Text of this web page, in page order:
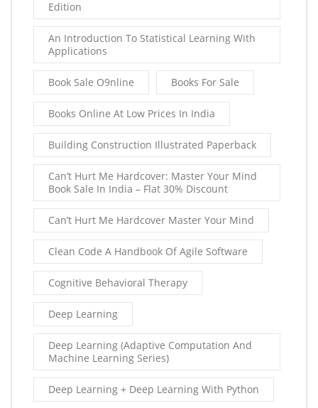
Edition
An Introduction To Statistical Learning With
Applications
Book Sale O9nline Books For Sale
Books Online At Low Prices In India
Building Construction Illustrated Paperback
Can’t Hurt Me Hardcover: Master Your Mind
Book Sale In India – Flat 30% Discount
Can’t Hurt Me Hardcover Master Your Mind
Clean Code A Handbook Of Agile Software
Cognitive Behavioral Therapy
Deep Learning
Deep Learning (Adaptive Computation And
Machine Learning Series)
Deep Learning + Deep Learning With Python